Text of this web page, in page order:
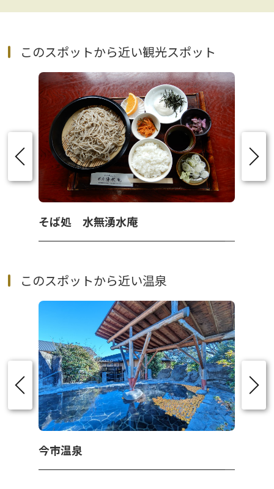
このスポットから近い観光スポット
そば処 水無湧水庵
このスポットから近い温泉
今市温泉